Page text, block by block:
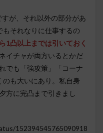
が、それ以外の部分があ
もそれなりに仕事するの
1凸以上までは引いておく
イチャが両方いるとかだ
でも「強攻策」「コーナ
も大いにあり。私自身
方に完凸まで引きまし
152394545765090918